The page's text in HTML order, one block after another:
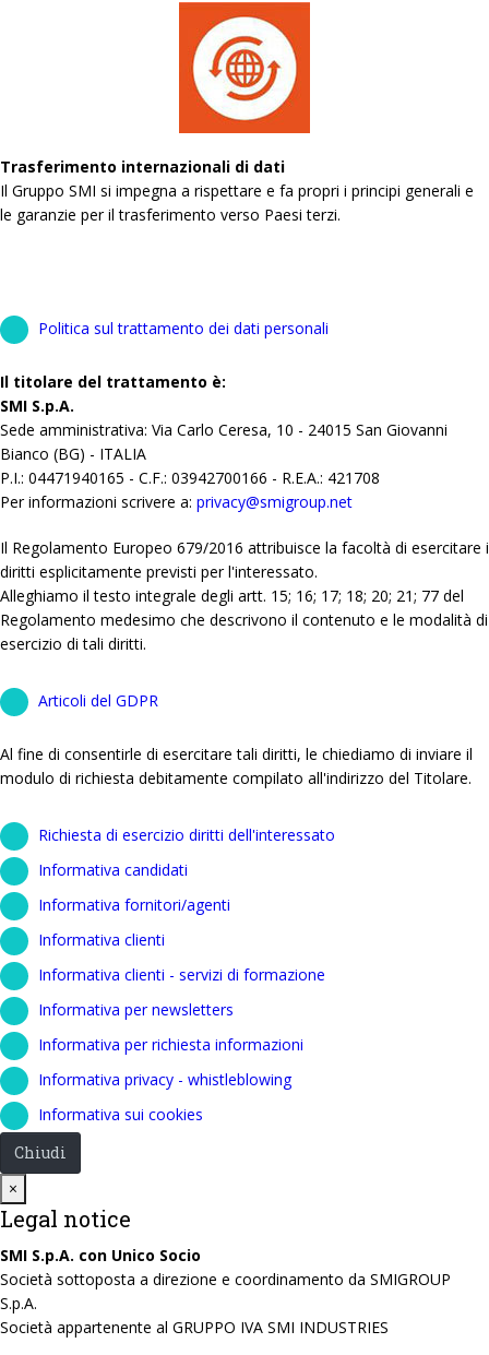
Trasferimento internazionali di dati
Il Gruppo SMI si impegna a rispettare e fa propri i principi generali e
le garanzie per il trasferimento verso Paesi terzi.
Politica sul trattamento dei dati personali
Il titolare del trattamento è:
SMI S.p.A.
Sede amministrativa: Via Carlo Ceresa, 10 - 24015 San Giovanni
Bianco (BG) - ITALIA
P.I.: 04471940165 - C.F.: 03942700166 - R.E.A.: 421708
Per informazioni scrivere a: privacy@smigroup.net
Il Regolamento Europeo 679/2016 attribuisce la facoltà di esercitare i
diritti esplicitamente previsti per l'interessato.
Alleghiamo il testo integrale degli artt. 15; 16; 17; 18; 20; 21; 77 del
Regolamento medesimo che descrivono il contenuto e le modalità di
esercizio di tali diritti.
Articoli del GDPR
Al fine di consentirle di esercitare tali diritti, le chiediamo di inviare il
modulo di richiesta debitamente compilato all'indirizzo del Titolare.
Richiesta di esercizio diritti dell'interessato
Informativa candidati
Informativa fornitori/agenti
Informativa clienti
Informativa clienti - servizi di formazione
Informativa per newsletters
Informativa per richiesta informazioni
Informativa privacy - whistleblowing
Informativa sui cookies
Chiudi
×
Legal notice
SMI S.p.A. con Unico Socio
Società sottoposta a direzione e coordinamento da SMIGROUP
S.p.A.
Società appartenente al GRUPPO IVA SMI INDUSTRIES